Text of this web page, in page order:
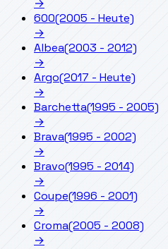
→
600(2005 - Heute)
→
Albea(2003 - 2012)
→
Argo(2017 - Heute)
→
Barchetta(1995 - 2005)
→
Brava(1995 - 2002)
→
Bravo(1995 - 2014)
→
Coupe(1996 - 2001)
→
Croma(2005 - 2008)
→